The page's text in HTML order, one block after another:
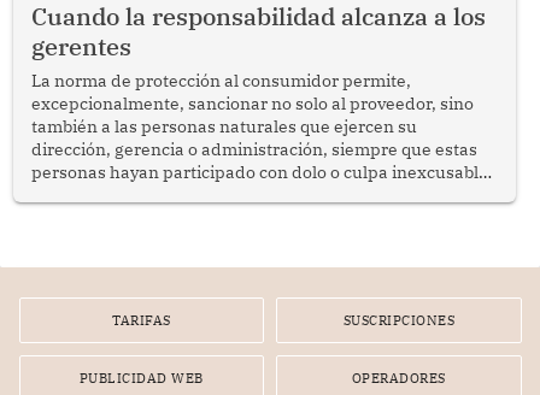
Cuando la responsabilidad alcanza a los
gerentes
La norma de protección al consumidor permite,
excepcionalmente, sancionar no solo al proveedor, sino
también a las personas naturales que ejercen su
dirección, gerencia o administración, siempre que estas
personas hayan participado con dolo o culpa inexcusable
por la frustrada realización de un meet and greet con
TARIFAS SUSCRIPCIONES
PUBLICIDAD WEB OPERADORES